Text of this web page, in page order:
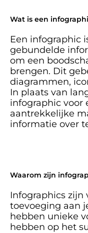
Wat is een
Een infographic
gebundelde
om een
brengen. Dit
diagrammen,
In plaats van
infographic voor
aantrekkelijke
informatie over
Waarom zijn
Infographics zijn
toevoeging aan
hebben unieke
hebben op het